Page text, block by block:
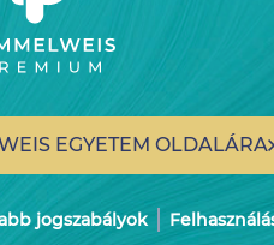
EGYETEM OLDALÁRA
jogszabályok